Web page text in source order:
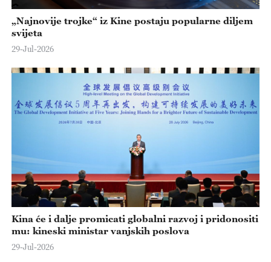
„Najnovije trojke“ iz Kine postaju popularne diljem
svijeta
29-Jul-2026
Kina će i dalje promicati globalni razvoj i pridonositi
mu: kineski ministar vanjskih poslova
29-Jul-2026